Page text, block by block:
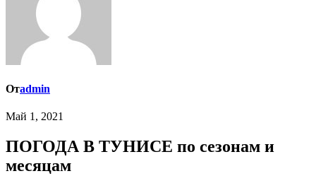
Отadmin
Май 1, 2021
ПОГОДА В ТУНИСЕ по сезонам и
месяцам